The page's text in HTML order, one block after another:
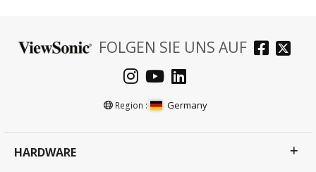
FOLGEN SIE UNS AUF
Region : Germany
HARDWARE